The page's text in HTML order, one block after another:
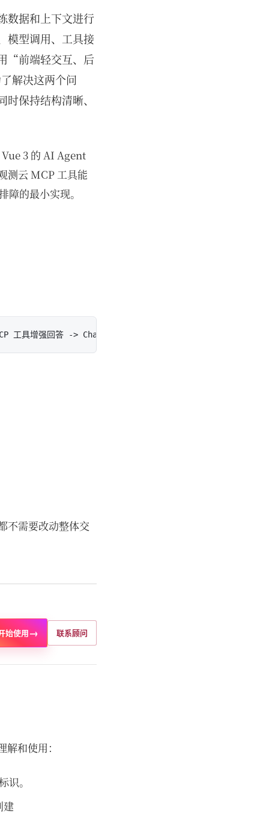
数据和上下文进行
模型调用、工具接
“前端轻交互、后
解决这两个问
保持结构清晰、
3 的 AI Agent
测云 MCP 工具能
的最小实现。
不需要改动整体交
始使用→ 联系顾问
和使用：
。